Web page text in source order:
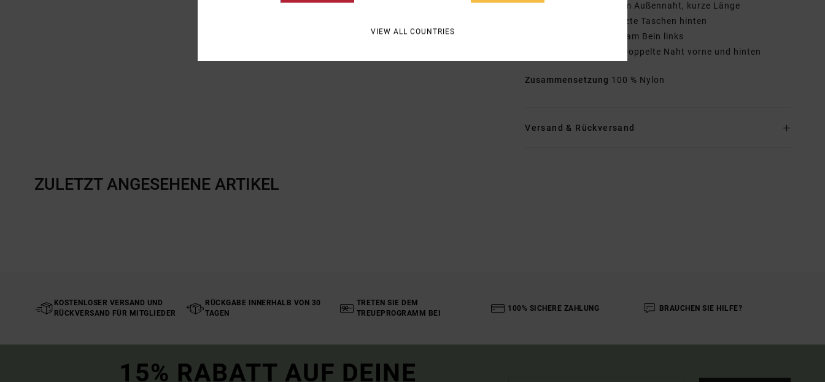
Außennaht:
40,6 cm Außennaht, kurze Länge
Aufgesetzte Taschen hinten
RVCA-Patch am Bein links
Doppelte Naht vorne und hinten
Zusammensetzung 100 % Nylon
Versand & Rückversand
ZULETZT ANGESEHENE ARTIKEL
KOSTENLOSER VERSAND UND
RÜCKVERSAND FÜR MITGLIEDER
RÜCKGABE INNERHALB VON 30
TAGEN
TRETEN SIE DEM
TREUEPROGRAMM BEI
100% SICHERE ZAHLUNG BRAUCHEN SIE HILFE?
15% RABATT AUF DEINE
VIEW ALL COUNTRIES